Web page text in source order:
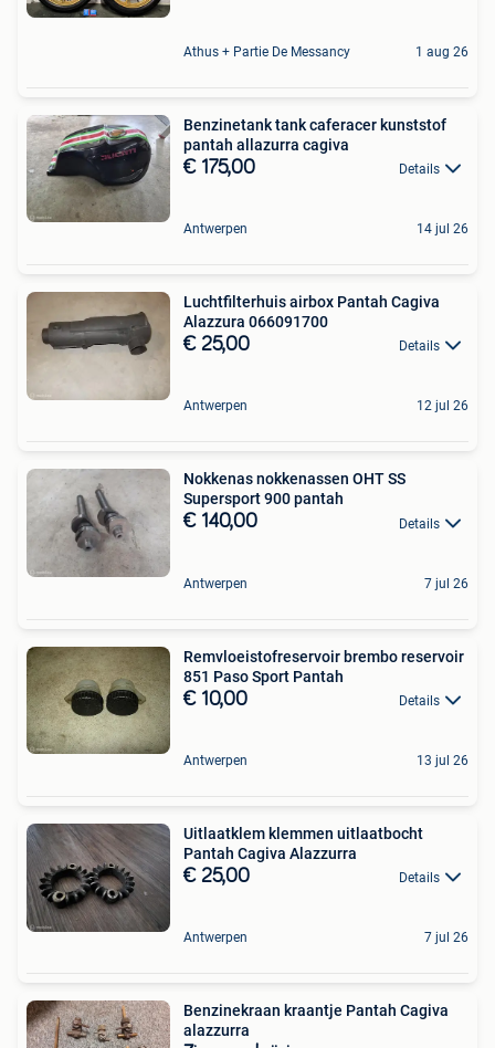
Athus + Partie De Messancy 1 aug 26
Benzinetank tank caferacer kunststof
pantah allazurra cagiva
€ 175,00 Details
Antwerpen 14 jul 26
Luchtfilterhuis airbox Pantah Cagiva
Alazzura 066091700
€ 25,00 Details
Antwerpen 12 jul 26
Nokkenas nokkenassen OHT SS
Supersport 900 pantah
€ 140,00 Details
Antwerpen 7 jul 26
Remvloeistofreservoir brembo reservoir
851 Paso Sport Pantah
€ 10,00 Details
Antwerpen 13 jul 26
Uitlaatklem klemmen uitlaatbocht
Pantah Cagiva Alazzurra
€ 25,00 Details
Antwerpen 7 jul 26
Benzinekraan kraantje Pantah Cagiva
alazzurra